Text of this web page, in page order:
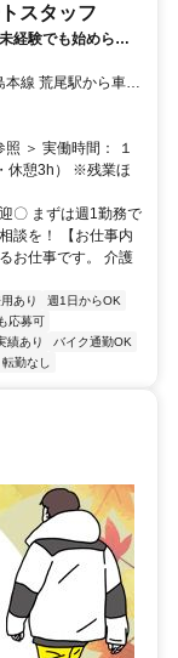
スタッフ
経験でも始められ
になれる仕事で
＞ 実働時間： １
休憩3h） ※残業ほ
〇 まずは週1勤務で
談を！ 【お仕事内
お仕事です。 介護
あり
週1日からOK
応募可
績あり
バイク通勤OK
転勤なし